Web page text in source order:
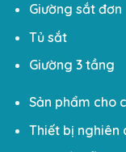
Giường sắt đơn
Tủ sắt
Giường 3 tầng
Sản phẩm cho
Thiết bị nghiên